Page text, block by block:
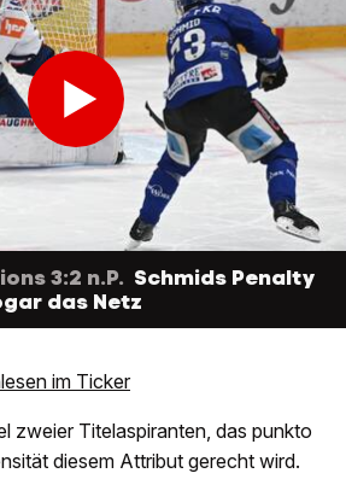
3:2 n.P. Schmids Penalty
das Netz
im Ticker
zweier Titelaspiranten, das punkto
diesem Attribut gerecht wird.